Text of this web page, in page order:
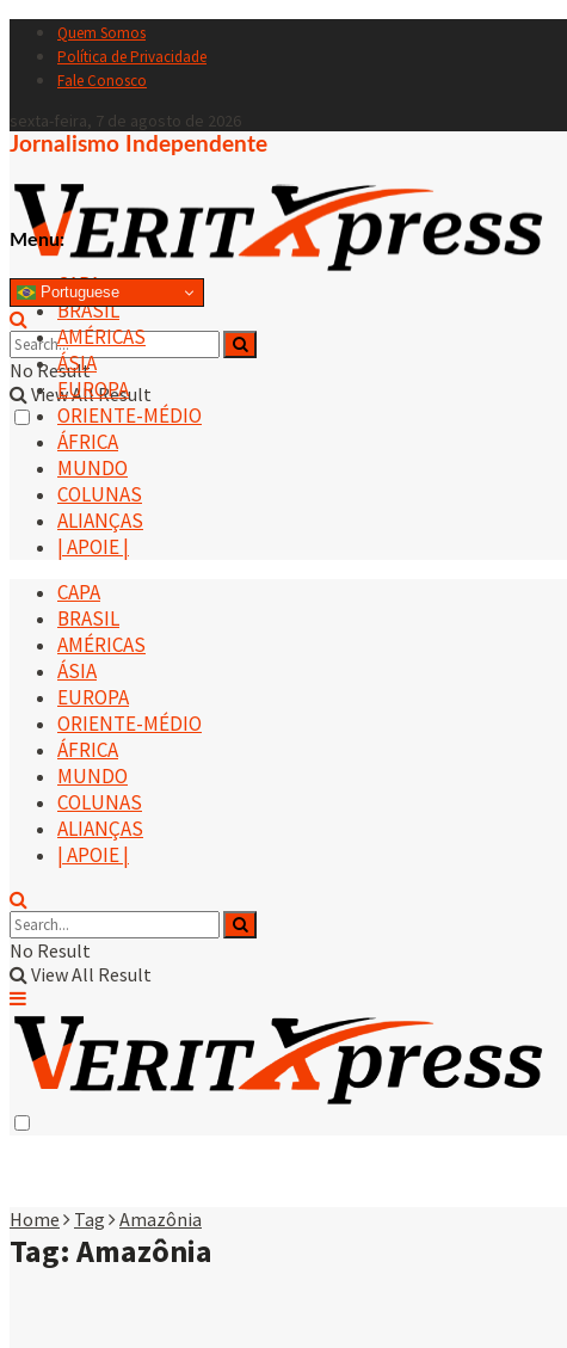
Quem Somos
Política de Privacidade
Fale Conosco
sexta-feira, 7 de agosto de 2026
Jornalismo Independente
Portuguese
No Result
View All Result
Menu:
CAPA
BRASIL
AMÉRICAS
ÁSIA
EUROPA
ORIENTE-MÉDIO
ÁFRICA
MUNDO
COLUNAS
ALIANÇAS
| APOIE |
CAPA
BRASIL
AMÉRICAS
ÁSIA
EUROPA
ORIENTE-MÉDIO
ÁFRICA
MUNDO
COLUNAS
ALIANÇAS
| APOIE |
No Result
View All Result
Home Tag Amazônia
Tag: Amazônia